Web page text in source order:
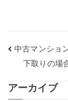
投
ナ
中古マンショ
下取りの場
アーカイブ